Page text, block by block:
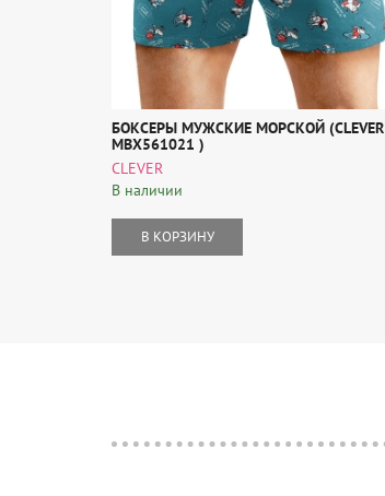
БОКСЕРЫ МУЖСКИЕ МОРСКОЙ (CLEVER
MBX561021 )
CLEVER
В наличии
В КОРЗИНУ